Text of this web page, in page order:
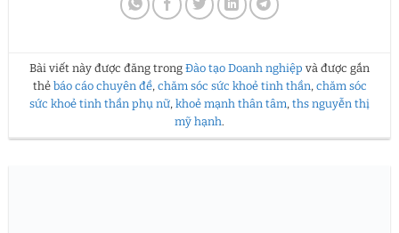
Bài viết này được đăng trong Đào tạo Doanh nghiệp và được gắn
thẻ báo cáo chuyên đề, chăm sóc sức khoẻ tinh thần, chăm sóc
sức khoẻ tinh thần phụ nữ, khoẻ mạnh thân tâm, ths nguyễn thị
mỹ hạnh.